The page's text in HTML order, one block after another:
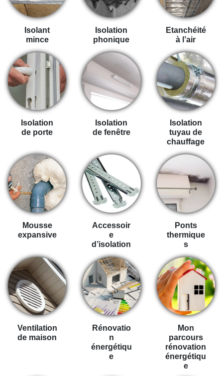
Isolant
mince
Isolation
phonique
Etanchéité
à l’air
Isolation
de porte
Isolation
de fenêtre
Isolation
tuyau de
chauffage
Mousse
expansive
Accessoir
e
d’isolation
Ponts
thermique
s
Ventilation
de maison
Rénovatio
n
énergétiqu
e
Mon
parcours
rénovation
énergétiqu
e